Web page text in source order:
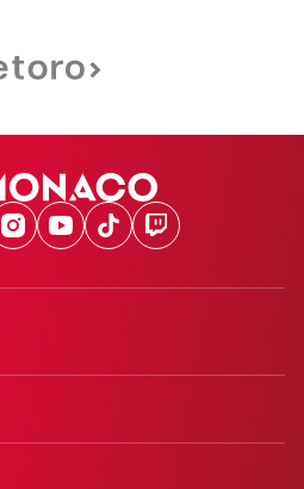
Instagram
Youtube
TikTokTwitch